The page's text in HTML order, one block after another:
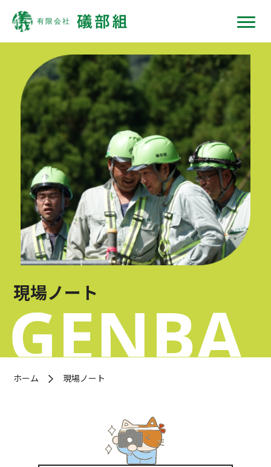
礒部組について
現場ではたらくひと
現場ではたらく機械
現場ノート
採用情報
協力会社の皆様へ
OFFICIAL SNS
現場ノート
ホーム 現場ノート